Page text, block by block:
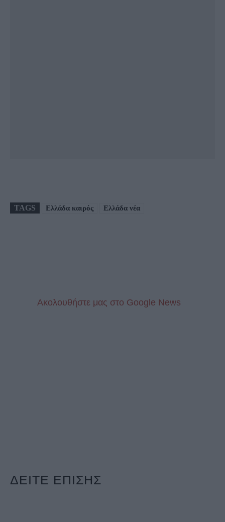
TAGS Ελλάδα καιρός Ελλάδα νέα
Aκολουθήστε μας στo Google News
ΔΕΙΤΕ ΕΠΙΣΗΣ